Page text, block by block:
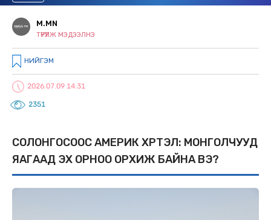
M.MN
ТҮРҮҮЛЖ МЭДЭЭЛНЭ
НИЙГЭМ
2026.07.09 14:31
2351
СОЛОНГОСООС АМЕРИК ХҮРТЭЛ: МОНГОЛЧУУД
ЯАГААД ЭХ ОРНОО ОРХИЖ БАЙНА ВЭ?